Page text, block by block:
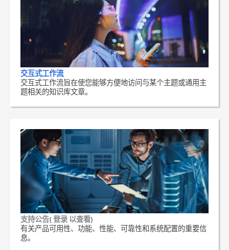
交互式工作流
交互式工作流旨在使您能够方便地访问与某个主题或通用主
题相关的知识库文章。
支持公告( 登录 以查看)
有关产品可用性、功能、性能、可靠性和系统配置的重要信
息。